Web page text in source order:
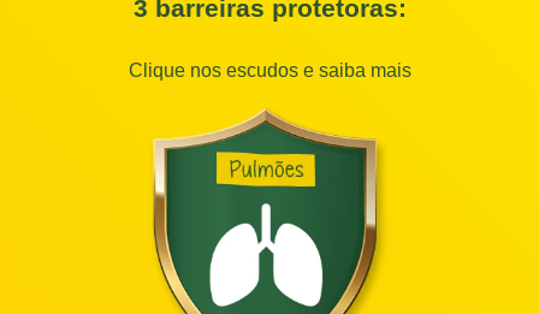
3 barreiras protetoras:
Clique nos escudos e saiba mais